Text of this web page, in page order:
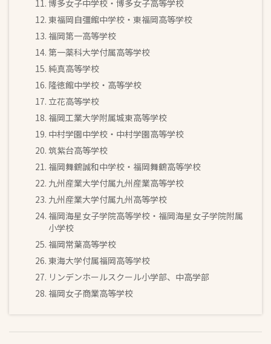
博多女子中学校・博多女子高等学校
東福岡自彊館中学校・東福岡高等学校
福岡第一高等学校
第一薬科大学付属高等学校
純真高等学校
隆徳館中学校・高等学校
立花高等学校
福岡工業大学附属城東高等学校
中村学園中学校・中村学園高等学校
筑紫台高等学校
福岡舞鶴誠和中学校・福岡舞鶴高等学校
九州産業大学付属九州産業高等学校
九州産業大学付属九州高等学校
福岡海星女子学院高等学校・福岡海星女子学院附属
小学校
福岡常葉高等学校
東海大学付属福岡高等学校
リンデンホールスクール小学部、中高学部
福岡女子商業高等学校